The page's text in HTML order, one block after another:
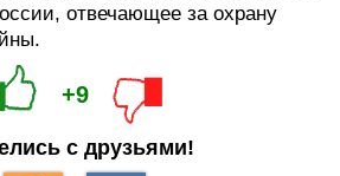
отвечающее за охрану
+9
с друзьями!